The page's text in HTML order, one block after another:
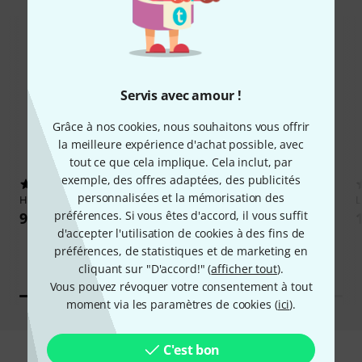
Servis avec amour !
Grâce à nos cookies, nous souhaitons vous offrir
la meilleure expérience d'achat possible, avec
tout ce que cela implique. Cela inclut, par
exemple, des offres adaptées, des publicités
personnalisées et la mémorisation des
préférences. Si vous êtes d'accord, il vous suffit
d'accepter l'utilisation de cookies à des fins de
préférences, de statistiques et de marketing en
cliquant sur "D'accord!" (afficher tout).
Vous pouvez révoquer votre consentement à tout
moment via les paramètres de cookies (ici).
C'est bon
5
Harley BentonBLOCK-200
98 €
556
Neural DSPQuad Cortex
1.666 €